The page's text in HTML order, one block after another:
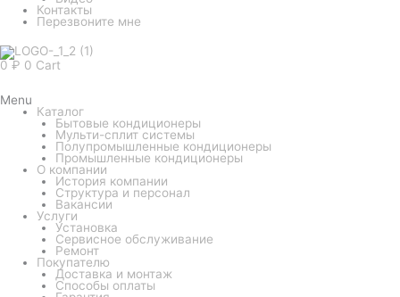
Контакты
Перезвоните мне
0 ₽ 0 Cart
Menu
Каталог
Бытовые кондиционеры
Мульти-сплит системы
Полупромышленные кондиционеры
Промышленные кондиционеры
О компании
История компании
Структура и персонал
Вакансии
Услуги
Установка
Сервисное обслуживание
Ремонт
Покупателю
Доставка и монтаж
Способы оплаты